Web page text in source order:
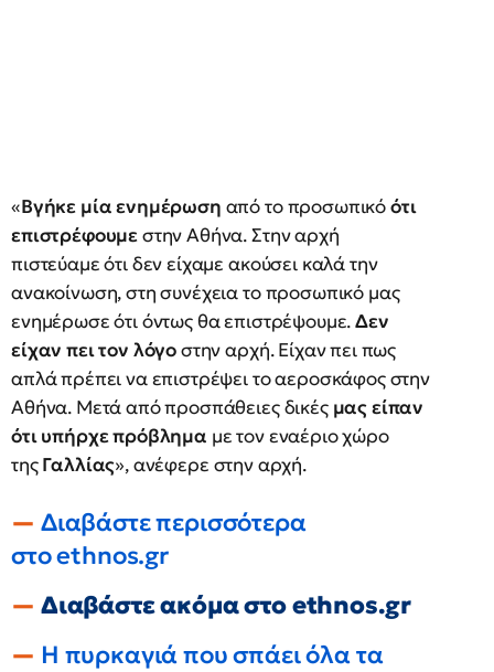
«Βγήκε μία ενημέρωση από το προσωπικόότι
επιστρέφουμεστην Αθήνα. Στην αρχή
πιστεύαμε ότι δεν είχαμε ακούσει καλά την
ανακοίνωση, στη συνέχεια το προσωπικό μας
ενημέρωσε ότι όντως θα επιστρέψουμε.Δεν
είχαν πει τον λόγοστην αρχή. Είχαν πει πως
απλά πρέπει να επιστρέψει το αεροσκάφος στην
Αθήνα. Μετά από προσπάθειες δικές μας είπαν
ότι υπήρχε πρόβλημα με τον εναέριο χώρο
τηςΓαλλίας», ανέφερε στην αρχή.
Διαβάστε περισσότερα
στοethnos.gr
Διαβάστε ακόμα στο ethnos.gr
Η πυρκαγιά που σπάει όλα τα